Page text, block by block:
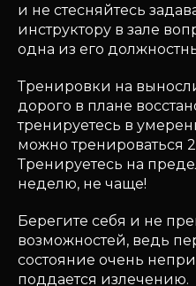
и не стесняйтесь
инструктору в зале
одна из его
Тренировки на
дорого в плане
тренируетесь в
можно тренироваться
Тренируетесь на
неделю, не чаще!
Берегите себя и не
возможностей, ведь
состояние очень
поддается излечению.